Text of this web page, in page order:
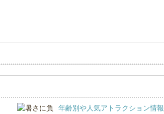
年齢別や人気アトラクション情報